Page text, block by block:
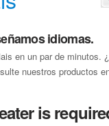
idiomas.
en un par de minutos.
nuestros productos
is